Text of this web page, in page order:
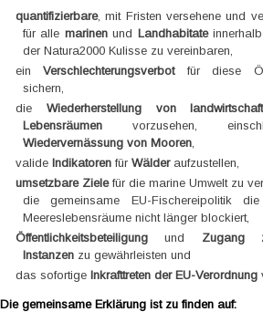
quantifizierbare, mit Fristen versehene und
für alle marinenund Landhabitate
der Natura2000 Kulisse zu vereinbaren,
einVerschlechterungsverbotfür diese
sichern,
die Wiederherstellung von
Lebensräumen vorzusehen,
Wiedervernässung von Mooren,
valide Indikatoren für Wälderaufzustellen,
umsetzbare Zielefür die marine Umwelt zu
die gemeinsame EU-Fischereipolitik
Meereslebensräume nicht länger blockiert,
Öffentlichkeitsbeteiligung und Zugang
Instanzen zu gewährleisten und
das sofortige Inkrafttreten der EU-Verordnung
Die gemeinsame Erklärung ist zu finden auf: